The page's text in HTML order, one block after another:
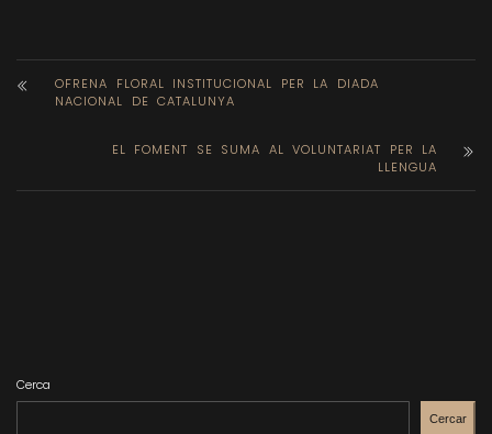
OFRENA FLORAL INSTITUCIONAL PER LA DIADA
NACIONAL DE CATALUNYA
EL FOMENT SE SUMA AL VOLUNTARIAT PER LA
LLENGUA
Cerca
Cercar